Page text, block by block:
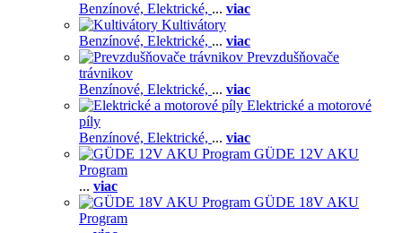
Benzínové, Elektrické, ... viac
Kultivátory
Benzínové, Elektrické, ... viac
Prevzdušňovače
trávnikov
Benzínové, Elektrické, ... viac
Elektrické a motorové
píly
Benzínové, Elektrické, ... viac
GÜDE 12V AKU
Program
... viac
GÜDE 18V AKU
Program